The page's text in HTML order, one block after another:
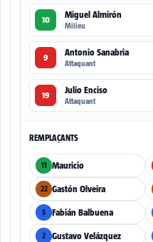
10 Miguel Almirón
Milieu
9 Antonio Sanabria
Attaquant
19 Julio Enciso
Attaquant
REMPLAÇANTS
11 Mauricio
22 Gastón Olveira
5 Fabián Balbuena
2 Gustavo Velázquez